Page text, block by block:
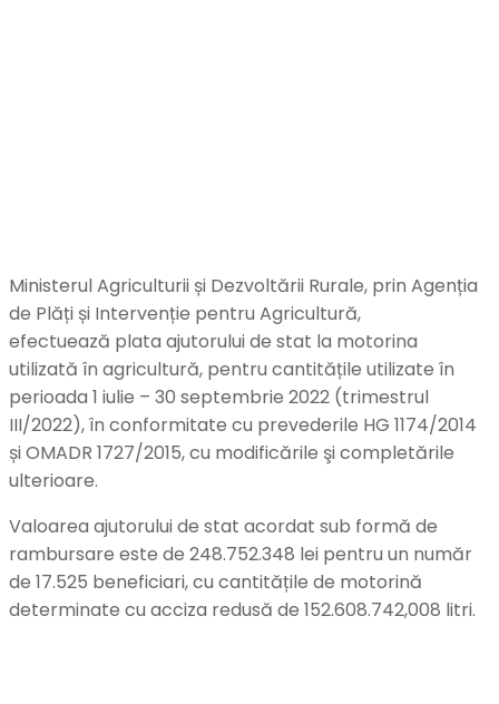
Ministerul Agriculturii și Dezvoltării Rurale, prin Agenția
de Plăți și Intervenție pentru Agricultură,
efectuează plata ajutorului de stat la motorina
utilizată în agricultură, pentru cantitățile utilizate în
perioada 1 iulie – 30 septembrie 2022 (trimestrul
III/2022), în conformitate cu prevederile HG 1174/2014
și OMADR 1727/2015, cu modificările şi completările
ulterioare.
Valoarea ajutorului de stat acordat sub formă de
rambursare este de 248.752.348 lei pentru un număr
de 17.525 beneficiari, cu cantitățile de motorină
determinate cu acciza redusă de 152.608.742,008 litri.